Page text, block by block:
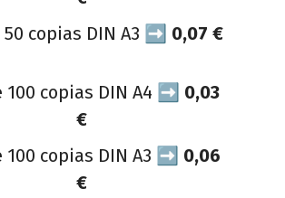
50 copias DIN A3 ➡ 0,07 €
100 copias DIN A4 ➡ 0,03
€
100 copias DIN A3 ➡ 0,06
€